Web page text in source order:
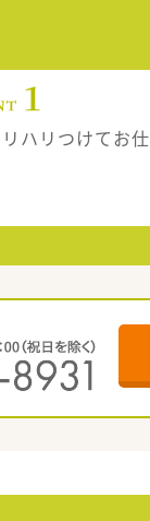
ハリつけてお仕